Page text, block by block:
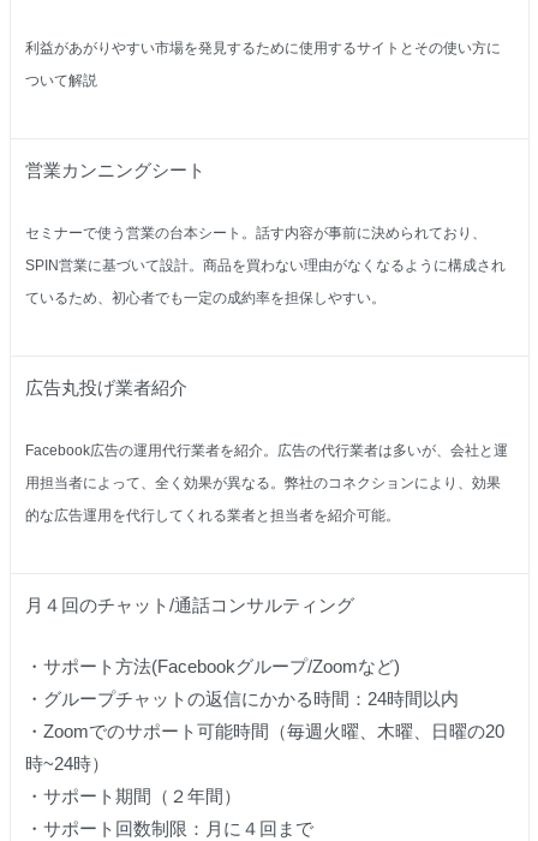
利益があがりやすい市場を発見するために使用するサイトとその使い方に
ついて解説
営業カンニングシート
セミナーで使う営業の台本シート。話す内容が事前に決められており、
SPIN営業に基づいて設計。商品を買わない理由がなくなるように構成され
ているため、初心者でも一定の成約率を担保しやすい。
広告丸投げ業者紹介
Facebook広告の運用代行業者を紹介。広告の代行業者は多いが、会社と運
用担当者によって、全く効果が異なる。弊社のコネクションにより、効果
的な広告運用を代行してくれる業者と担当者を紹介可能。
月４回のチャット/通話コンサルティング
・サポート方法(Facebookグループ/Zoomなど)
・グループチャットの返信にかかる時間：24時間以内
・Zoomでのサポート可能時間（毎週火曜、木曜、日曜の20
時~24時）
・サポート期間（２年間）
・サポート回数制限：月に４回まで